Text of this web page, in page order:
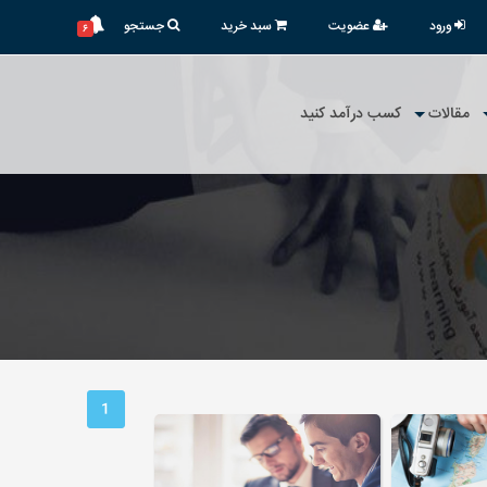
ورود عضویت سبد خرید جستجو ۶
مقالات کسب درآمد کنید
1